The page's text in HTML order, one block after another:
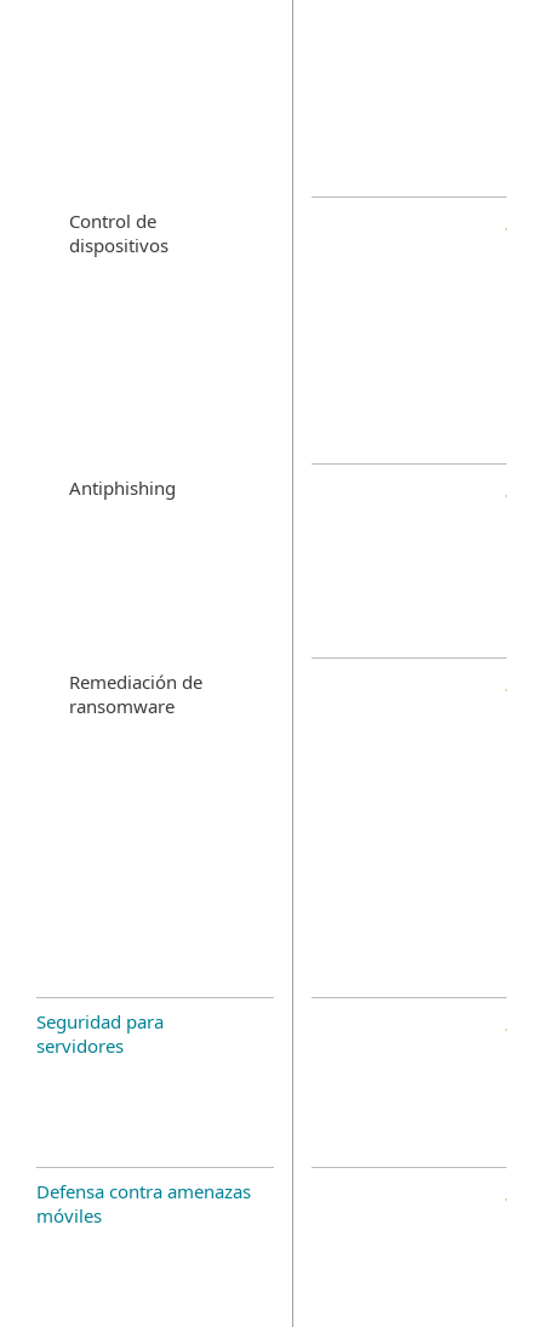
Control de
dispositivos
Antiphishing
Remediación de
ransomware
Seguridad para
servidores
Defensa contra amenazas
móviles